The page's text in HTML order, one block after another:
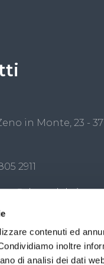
contenuti ed
inoltre
di analisi dei dati
in Monte, 23 -
2911
della Divina
PEC: